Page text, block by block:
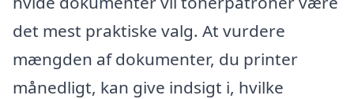
det mest praktiske valg. At vurdere
mængden af dokumenter, du printer
månedligt, kan give indsigt i, hvilke